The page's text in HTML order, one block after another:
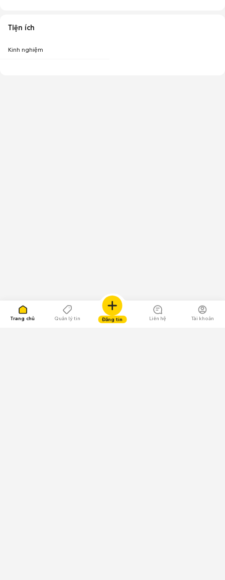
Trang chủ Quản lý tin Đăng tin Liên hệ Tài khoản
Tiện ích
Kinh nghiệm